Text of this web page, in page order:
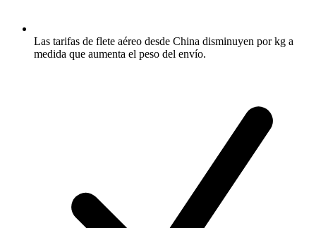
Las tarifas de flete aéreo desde China disminuyen por kg a
medida que aumenta el peso del envío.